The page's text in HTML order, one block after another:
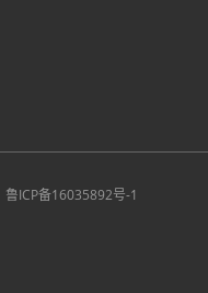
鲁ICP备16035892号-1